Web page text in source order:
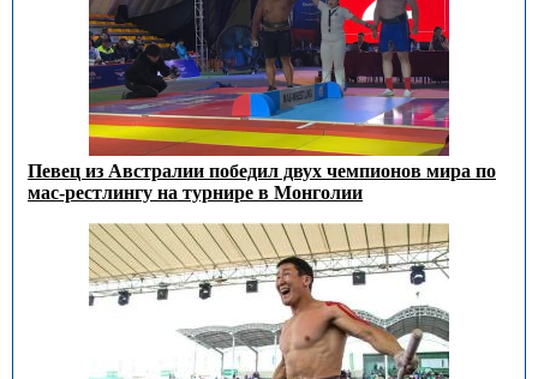
Певец из Австралии победил двух чемпионов мира по
мас-рестлингу на турнире в Монголии